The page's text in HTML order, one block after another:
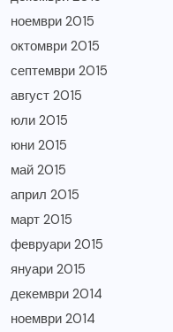
ноември 2015
октомври 2015
септември 2015
август 2015
юли 2015
юни 2015
май 2015
април 2015
март 2015
февруари 2015
януари 2015
декември 2014
ноември 2014